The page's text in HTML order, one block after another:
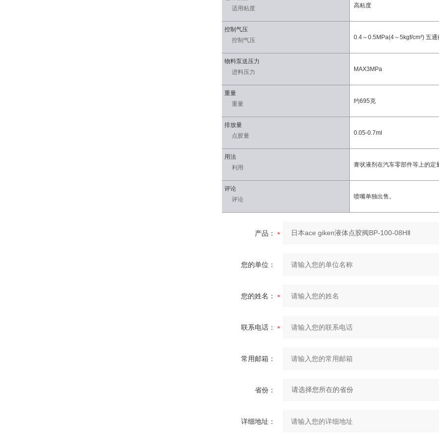
适用粘度
高粘度
控制气压
控制气压
0.4～0.5MPa(4～5kgf/cm²) 五通
物料泵送压力
进料压力
MAX3MPa
重量
重量
约695克
排放量
点胶量
0.05-0.7ml
用法
利用
膏状液剂在汽车零部件等上的定
评论
评论
喷嘴单独出售。
产品：
您的单位：
您的姓名：
联系电话：
常用邮箱：
省份：
详细地址：